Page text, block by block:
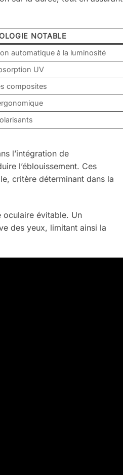
NOTABLE
automatique à la luminosité
UV
composites
l’intégration de
l’éblouissement. Ces
critère déterminant dans la
oculaire évitable. Un
des yeux, limitant ainsi la